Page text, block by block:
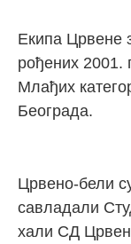
Екипа Црвене
рођених 2001.
Млађих
Београда.
Црвено-бели
савладали
хали СД